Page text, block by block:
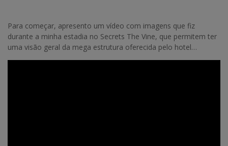
Para começar, apresento um vídeo com imagens que fiz
durante a minha estadia no Secrets The Vine, que permitem ter
uma visão geral da mega estrutura oferecida pelo hotel…